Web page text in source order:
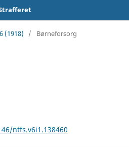
(1918) / Børneforsorg
ntfs.v6i1.138460